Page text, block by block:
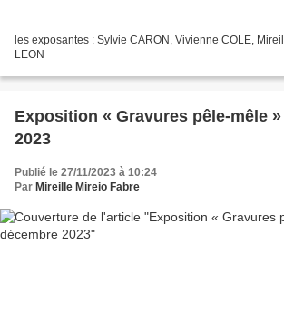
les exposantes : Sylvie CARON, Vivienne COLE,
LEON
Exposition « Gravures pêle-mêle
2023
Publié le 27/11/2023 à 10:24
Par Mireille Mireio Fabre